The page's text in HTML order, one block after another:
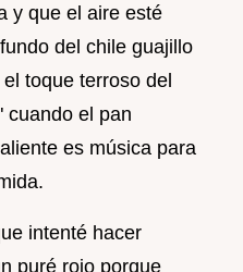
y que el aire esté
del chile guajillo
toque terroso del
cuando el pan
es música para
intenté hacer
puré rojo porque